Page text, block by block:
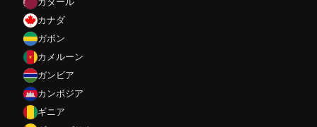
カナダ
ガボン
カメルーン
ガンビア
カンボジア
ギニア